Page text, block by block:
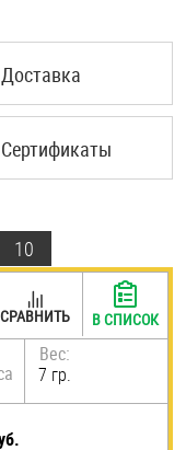
Доставка
Сертификаты
10
Вес:
7 гр.
СРАВНИТЬ В СПИСОК